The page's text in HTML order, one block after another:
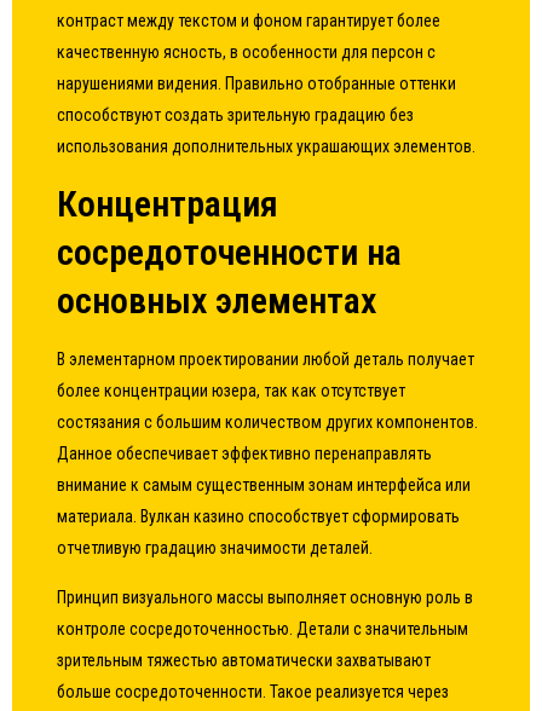
контраст между текстом и фоном гарантирует более
качественную ясность, в особенности для персон с
нарушениями видения. Правильно отобранные оттенки
способствуют создать зрительную градацию без
использования дополнительных украшающих элементов.
Концентрация
сосредоточенности на
основных элементах
В элементарном проектировании любой деталь получает
более концентрации юзера, так как отсутствует
состязания с большим количеством других компонентов.
Данное обеспечивает эффективно перенаправлять
внимание к самым существенным зонам интерфейса или
материала. Вулкан казино способствует сформировать
отчетливую градацию значимости деталей.
Принцип визуального массы выполняет основную роль в
контроле сосредоточенностью. Детали с значительным
зрительным тяжестью автоматически захватывают
больше сосредоточенности. Такое реализуется через